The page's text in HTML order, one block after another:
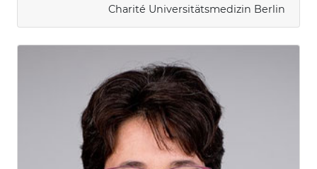
Charité Universitätsmedizin Berlin